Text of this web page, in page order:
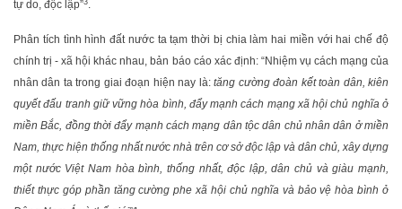
tự do, độc lập” .
Phân tích tình hình đất nước ta tạm thời bị chia làm hai miền với hai chế độ
chính trị - xã hội khác nhau, bản báo cáo xác định: “Nhiệm vụ cách mạng của
nhân dân ta trong giai đoạn hiện nay là:tăng cường đoàn kết toàn dân, kiên
quyết đấu tranh giữ vững hòa bình, đẩy mạnh cách mạng xã hội chủ nghĩa ở
miền Bắc, đồng thời đẩy mạnh cách mạng dân tộc dân chủ nhân dân ở miền
Nam, thực hiện thống nhất nước nhà trên cơ sở độc lập và dân chủ, xây dựng
một nước Việt Nam hòa bình, thống nhất, độc lập, dân chủ và giàu mạnh,
thiết thực góp phần tăng cường phe xã hội chủ nghĩa và bảo vệ hòa bình ở